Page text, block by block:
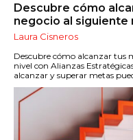
Descubre cómo
negocio al siguiente
Laura Cisneros
Descubre cómo alcanzar tus
nivel con Alianzas
alcanzar y superar metas